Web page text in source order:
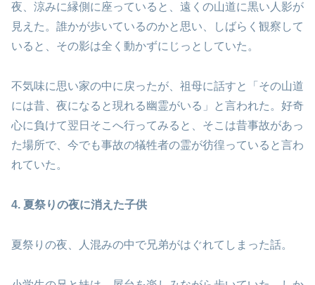
夜、涼みに縁側に座っていると、遠くの山道に黒い人影が
見えた。誰かが歩いているのかと思い、しばらく観察して
いると、その影は全く動かずにじっとしていた。
不気味に思い家の中に戻ったが、祖母に話すと「その山道
には昔、夜になると現れる幽霊がいる」と言われた。好奇
心に負けて翌日そこへ行ってみると、そこは昔事故があっ
た場所で、今でも事故の犠牲者の霊が彷徨っていると言わ
れていた。
4. 夏祭りの夜に消えた子供
夏祭りの夜、人混みの中で兄弟がはぐれてしまった話。